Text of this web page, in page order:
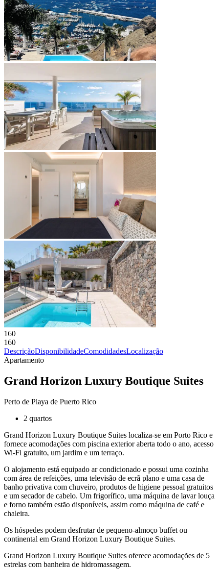
160
160
DescriçãoDisponibilidadeComodidadesLocalização
Apartamento
Grand Horizon Luxury Boutique Suites
Perto de Playa de Puerto Rico
2 quartos
Grand Horizon Luxury Boutique Suites localiza-se em Porto Rico e
fornece acomodações com piscina exterior aberta todo o ano, acesso
Wi-Fi gratuito, um jardim e um terraço.
O alojamento está equipado ar condicionado e possui uma cozinha
com área de refeições, uma televisão de ecrã plano e uma casa de
banho privativa com chuveiro, produtos de higiene pessoal gratuitos
e um secador de cabelo. Um frigorífico, uma máquina de lavar louça
e forno também estão disponíveis, assim como máquina de café e
chaleira.
Os hóspedes podem desfrutar de pequeno-almoço buffet ou
continental em Grand Horizon Luxury Boutique Suites.
Grand Horizon Luxury Boutique Suites oferece acomodações de 5
estrelas com banheira de hidromassagem.